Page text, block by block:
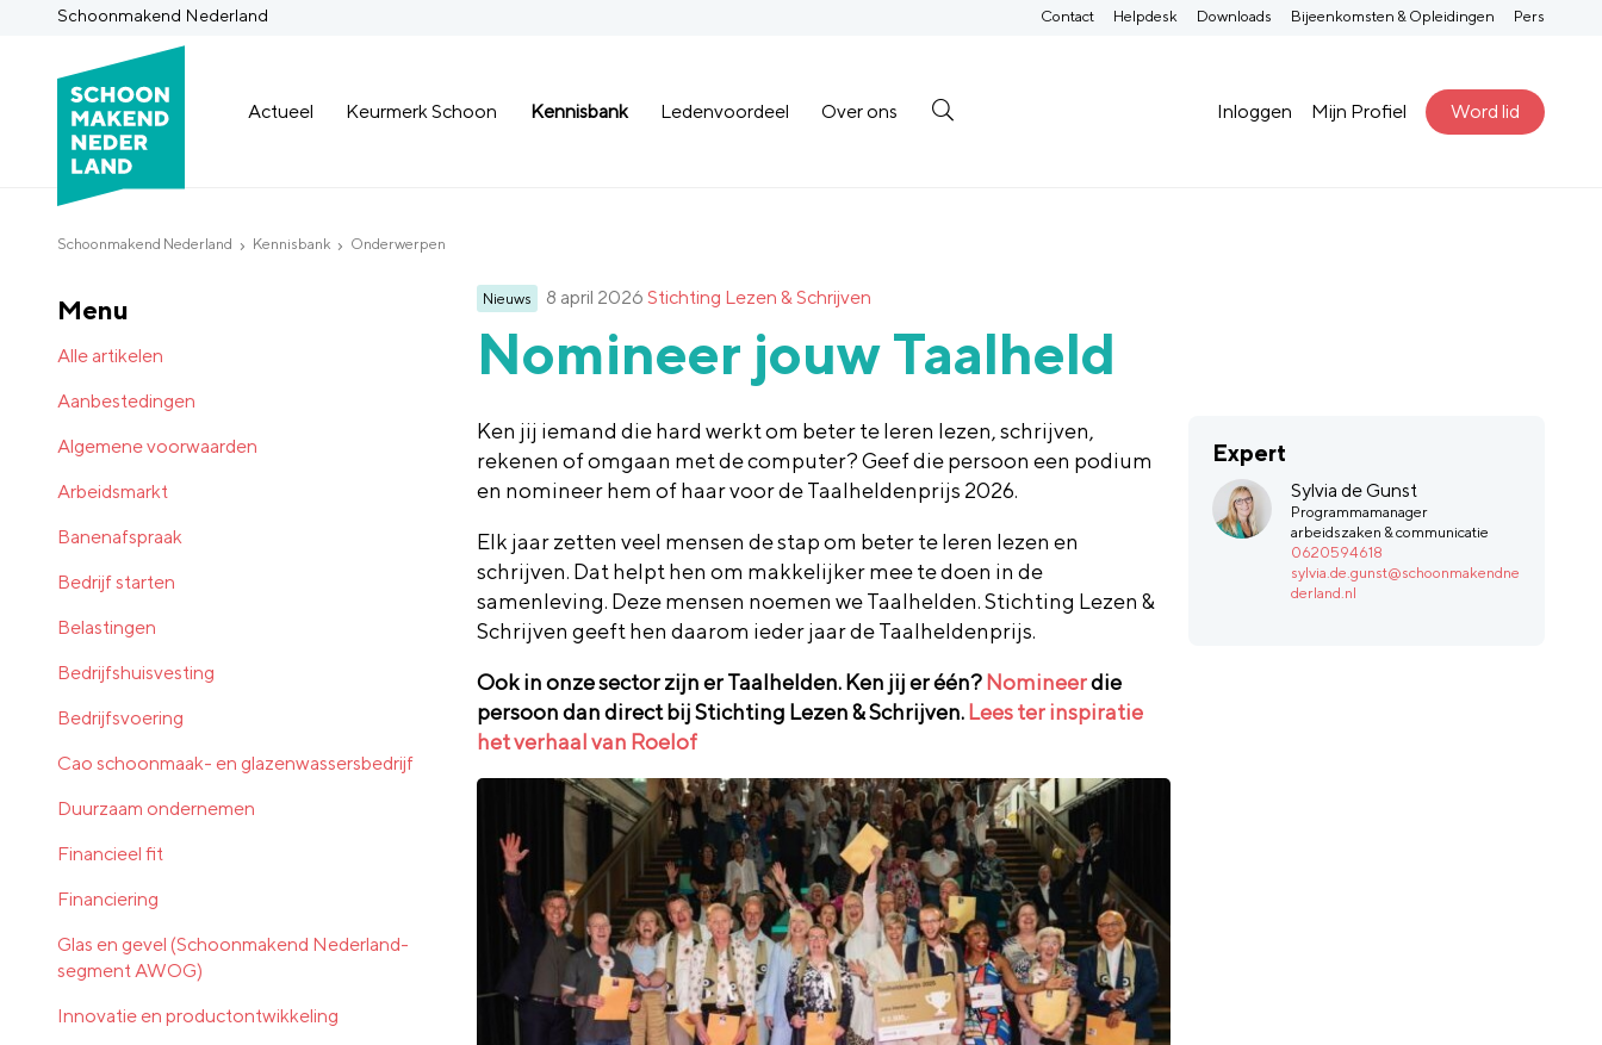
Schoonmakend Nederland
Actueel Keurmerk Schoon Kennisbank Ledenvoordeel Over ons Inloggen Mijn Profiel Word lid
Contact Helpdesk Downloads Bijeenkomsten & Opleidingen Pers
Schoonmakend Nederland Kennisbank Onderwerpen
Nieuws 8 april 2026 Stichting Lezen & Schrijven
Nomineer jouw Taalheld
Ken jij iemand die hard werkt om beter te leren lezen, schrijven,
rekenen of omgaan met de computer? Geef die persoon een podium
en nomineer hem of haar voor de Taalheldenprijs 2026.
Elk jaar zetten veel mensen de stap om beter te leren lezen en
schrijven. Dat helpt hen om makkelijker mee te doen in de
samenleving. Deze mensen noemen we Taalhelden. Stichting Lezen &
Schrijven geeft hen daarom ieder jaar de Taalheldenprijs.
Ook in onze sector zijn er Taalhelden. Ken jij er één? Nomineerdie
persoon dan direct bij Stichting Lezen & Schrijven. Lees ter inspiratie
het verhaal van Roelof
Expert
Sylvia de Gunst
Programmamanager
arbeidszaken & communicatie
0620594618
sylvia.de.gunst@schoonmakendne
derland.nl
Menu
Alle artikelen
Aanbestedingen
Algemene voorwaarden
Arbeidsmarkt
Banenafspraak
Bedrijf starten
Belastingen
Bedrijfshuisvesting
Bedrijfsvoering
Cao schoonmaak- en glazenwassersbedrijf
Duurzaam ondernemen
Financieel fit
Financiering
Glas en gevel (Schoonmakend Nederland-
segment AWOG)
Innovatie en productontwikkeling